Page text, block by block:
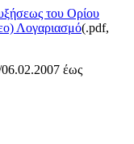
του Ορίου
Λογαριασμό(.pdf,
έως